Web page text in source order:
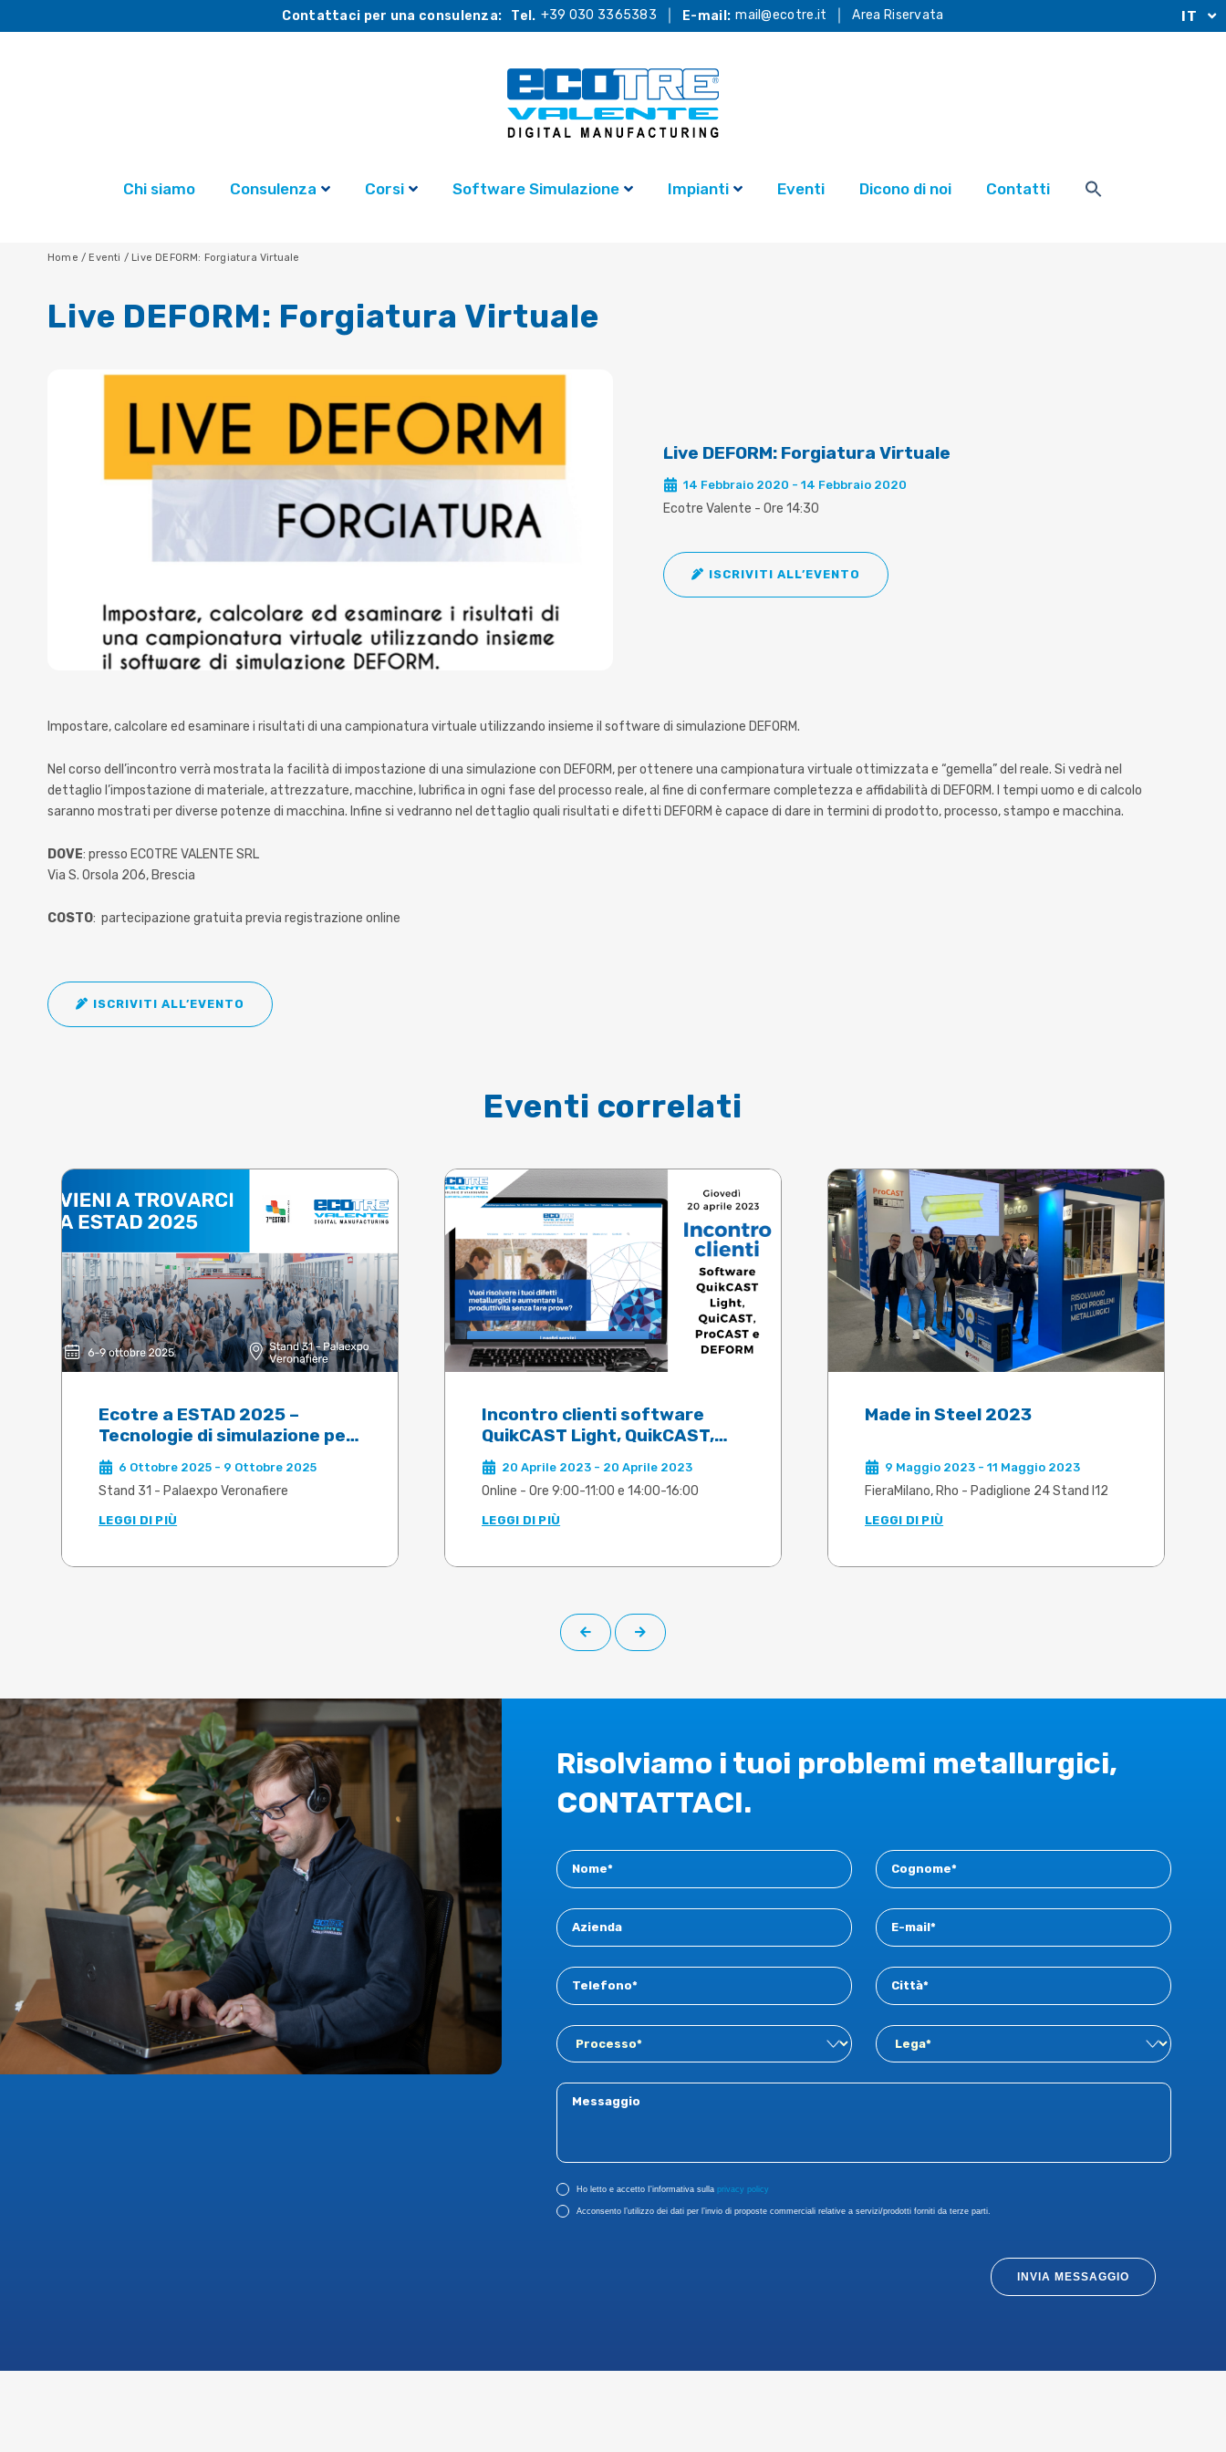
Contattaci per una consulenza: Tel. +39 030 3365383 E-mail: mail@ecotre.it Area Riservata IT
Chi siamo Consulenza Corsi Software Simulazione Impianti Eventi Dicono di noi Contatti
Home / Eventi / Live DEFORM: Forgiatura Virtuale
Live DEFORM: Forgiatura Virtuale
Live DEFORM: Forgiatura Virtuale
14 Febbraio 2020 - 14 Febbraio 2020
Ecotre Valente - Ore 14:30
ISCRIVITI ALL’EVENTO
Impostare, calcolare ed esaminare i risultati di una campionatura virtuale utilizzando insieme il software di simulazione DEFORM.
Nel corso dell’incontro verrà mostrata la facilità di impostazione di una simulazione con DEFORM, per ottenere una campionatura virtuale ottimizzata e “gemella” del reale. Si vedrà nel
dettaglio l’impostazione di materiale, attrezzature, macchine, lubrifica in ogni fase del processo reale, al fine di confermare completezza e affidabilità di DEFORM. I tempi uomo e di calcolo
saranno mostrati per diverse potenze di macchina. Infine si vedranno nel dettaglio quali risultati e difetti DEFORM è capace di dare in termini di prodotto, processo, stampo e macchina.
DOVE: presso ECOTRE VALENTE SRL
Via S. Orsola 206, Brescia
COSTO: partecipazione gratuita previa registrazione online
ISCRIVITI ALL’EVENTO
Eventi correlati
Ecotre a ESTAD 2025 –
Tecnologie di simulazione per
la siderurgia del futuro
6 Ottobre 2025 - 9 Ottobre 2025
Stand 31 - Palaexpo Veronafiere
LEGGI DI PIÙ
Incontro clienti software
QuikCAST Light, QuikCAST,
ProCAST e DEFORM 2023
20 Aprile 2023 - 20 Aprile 2023
Online - Ore 9:00-11:00 e 14:00-16:00
LEGGI DI PIÙ
Made in Steel 2023
9 Maggio 2023 - 11 Maggio 2023
FieraMilano, Rho - Padiglione 24 Stand I12
LEGGI DI PIÙ
Risolviamo i tuoi problemi metallurgici,
CONTATTACI.
Contact
New
Ho letto e accetto I'informativa sulla privacy policy
Acconsento l’utilizzo dei dati per l’invio di proposte commerciali relative a servizi/prodotti forniti da terze parti.
INVIA MESSAGGIO